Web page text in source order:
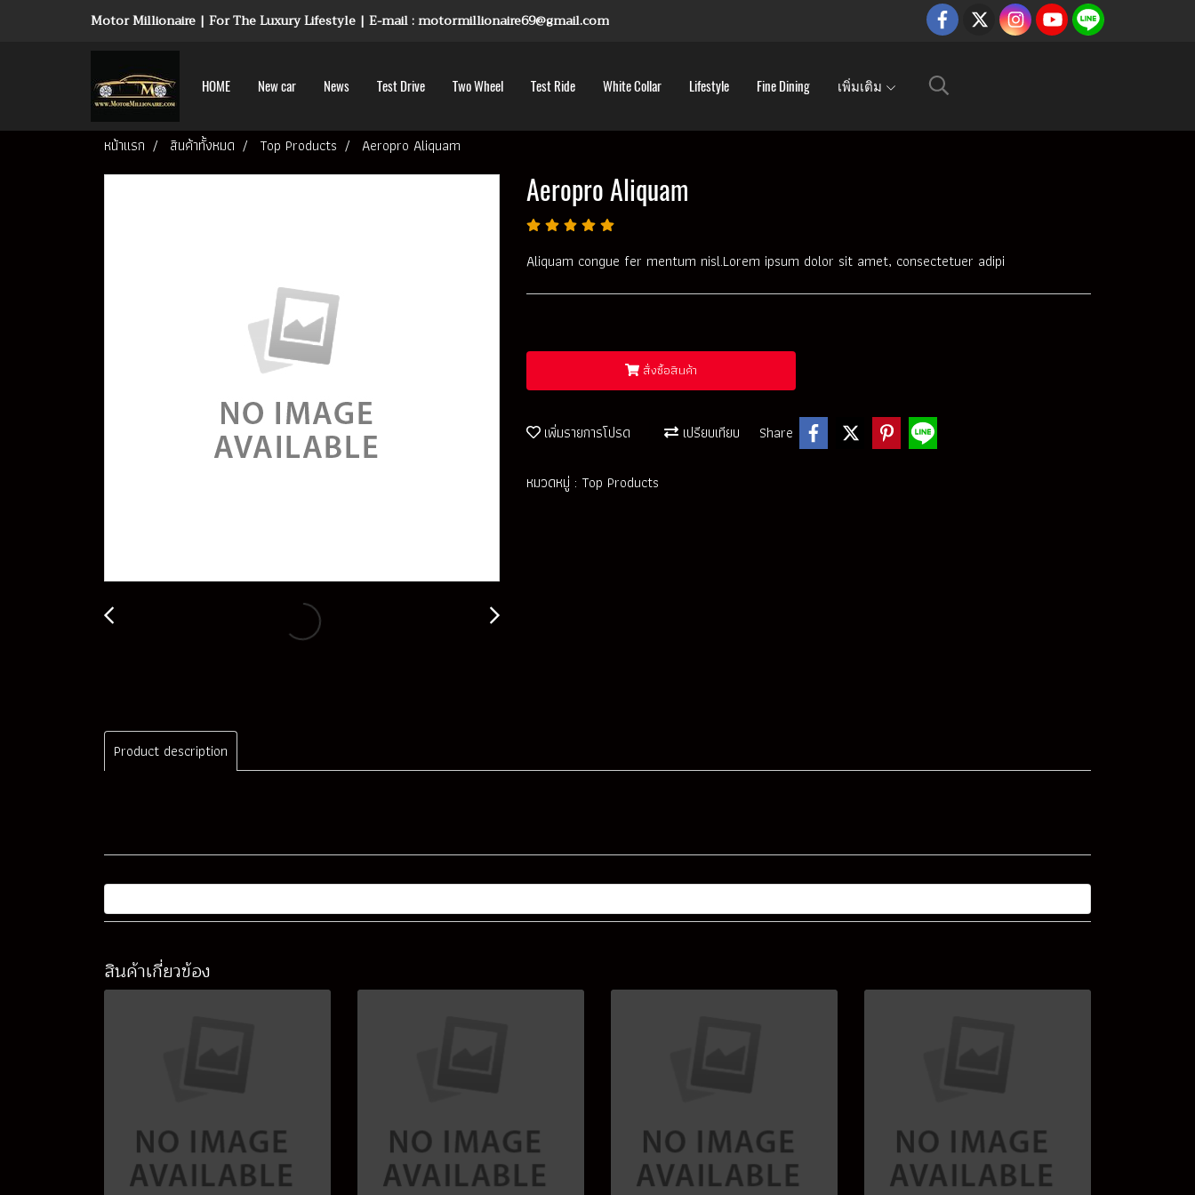
Motor Millionaire | For The Luxury Lifestyle | E-mail : motormillionaire69@gmail.com
HOME New car News Test Drive Two Wheel Test Ride White Collar Lifestyle Fine Dining เพิ่มเติม
หน้าแรก สินค้าทั้งหมด Top Products Aeropro Aliquam
Aeropro Aliquam
Aliquam congue fer mentum nisl.Lorem ipsum dolor sit amet, consectetuer adipi
สั่งซื้อสินค้า
เพิ่มรายการโปรด เปรียบเทียบ Share
หมวดหมู่ : Top Products
Product description
สินค้าเกี่ยวข้อง